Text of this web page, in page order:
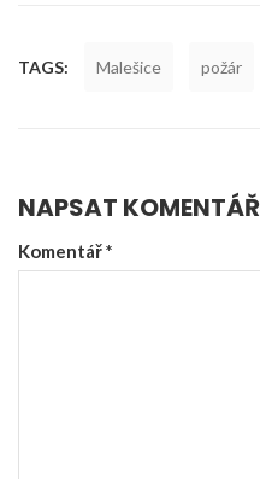
TAGS: Malešice požár
NAPSAT KOMENTÁŘ
Komentář*